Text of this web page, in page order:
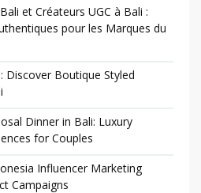
et Créateurs UGC à Bali :
pour les Marques du
Discover Boutique Styled
Dinner in Bali: Luxury
for Couples
Influencer Marketing
Campaigns